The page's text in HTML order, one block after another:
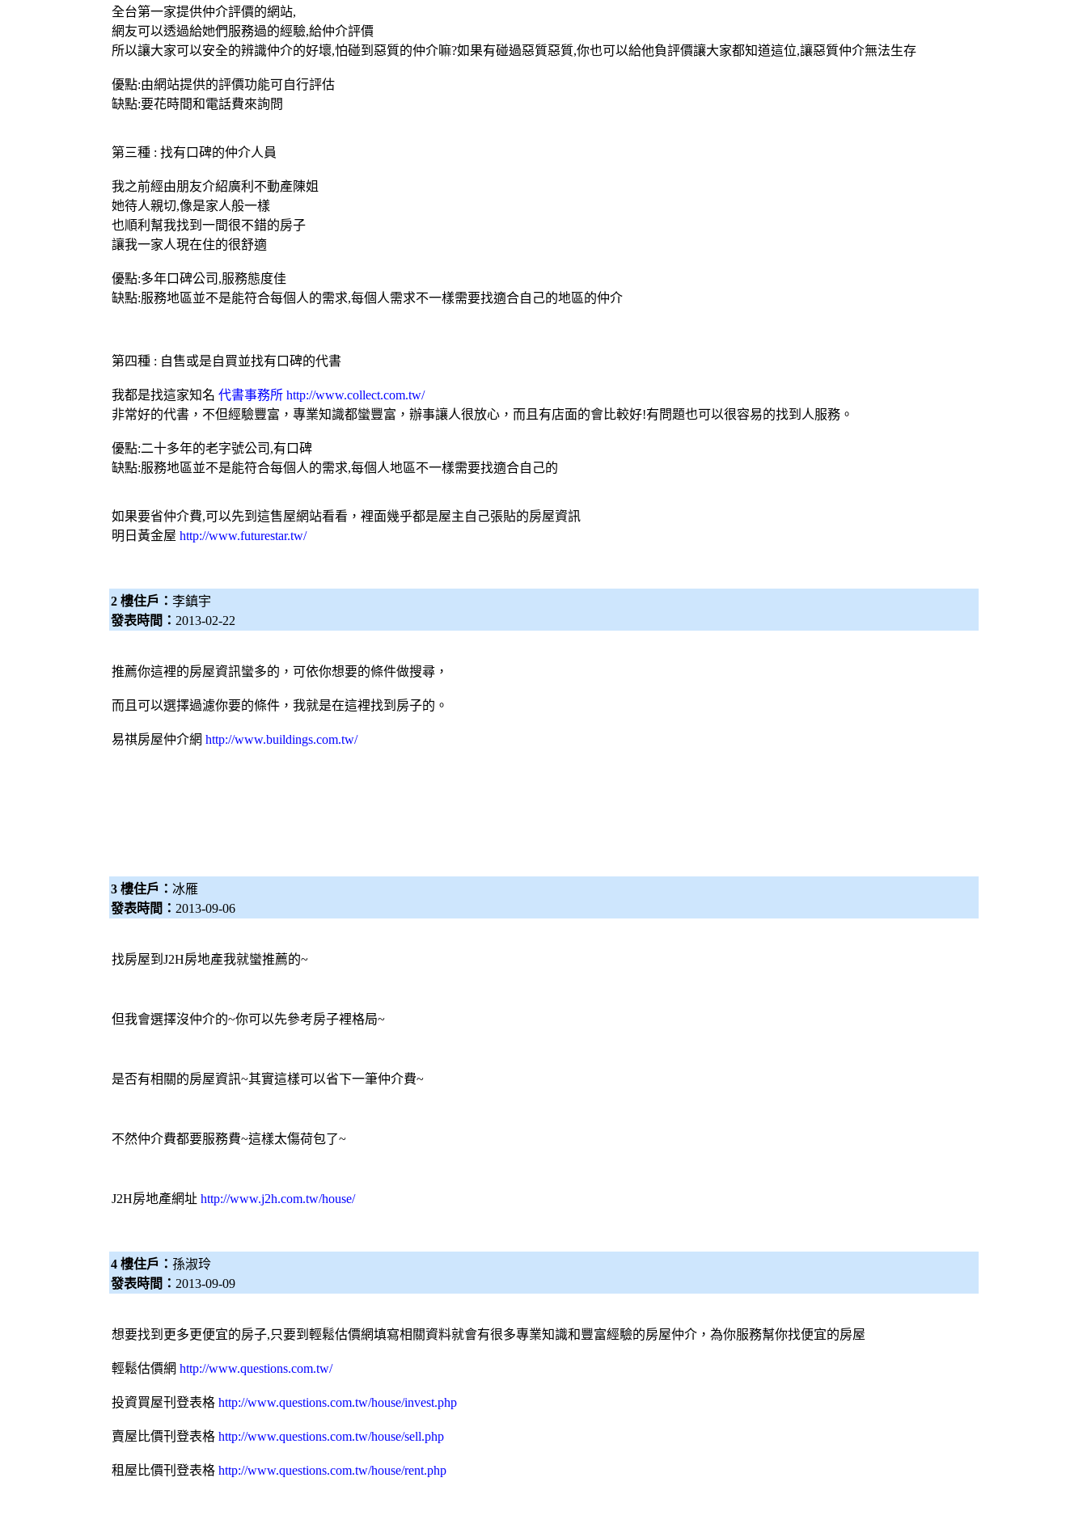
全台第一家提供仲介評價的網站,
網友可以透過給她們服務過的經驗,給仲介評價
所以讓大家可以安全的辨識仲介的好壞,怕碰到惡質的仲介嘛?如果有碰過惡質惡質,你也可以給他負評價讓大家都知道這位,讓惡質仲介無法生存
優點:由網站提供的評價功能可自行評估
缺點:要花時間和電話費來詢問
第三種 : 找有口碑的仲介人員
我之前經由朋友介紹廣利不動產陳姐
她待人親切,像是家人般一樣
也順利幫我找到一間很不錯的房子
讓我一家人現在住的很舒適
優點:多年口碑公司,服務態度佳
缺點:服務地區並不是能符合每個人的需求,每個人需求不一樣需要找適合自己的地區的仲介
第四種 : 自售或是自買並找有口碑的代書
我都是找這家知名 代書事務所 http://www.collect.com.tw/
非常好的代書，不但經驗豐富，專業知識都蠻豐富，辦事讓人很放心，而且有店面的會比較好!有問題也可以很容易的找到人服務。
優點:二十多年的老字號公司,有口碑
缺點:服務地區並不是能符合每個人的需求,每個人地區不一樣需要找適合自己的
如果要省仲介費,可以先到這售屋網站看看，裡面幾乎都是屋主自己張貼的房屋資訊
明日黃金屋 http://www.futurestar.tw/
2 樓住戶： 李鎮宇
發表時間： 2013-02-22
推薦你這裡的房屋資訊蠻多的，可依你想要的條件做搜尋，
而且可以選擇過濾你要的條件，我就是在這裡找到房子的。
易祺房屋仲介網 http://www.buildings.com.tw/
3 樓住戶： 冰雁
發表時間： 2013-09-06
找房屋到J2H房地產我就蠻推薦的~
但我會選擇沒仲介的~你可以先參考房子裡格局~
是否有相關的房屋資訊~其實這樣可以省下一筆仲介費~
不然仲介費都要服務費~這樣太傷荷包了~
J2H房地產網址 http://www.j2h.com.tw/house/
4 樓住戶： 孫淑玲
發表時間： 2013-09-09
想要找到更多更便宜的房子,只要到 輕鬆估價網填寫相關資料就會有很多專業知識和豐富經驗的房屋仲介，為你服務幫你找便宜的房屋
輕鬆估價網 http://www.questions.com.tw/
投資買屋刊登表格 http://www.questions.com.tw/house/invest.php
賣屋比價刊登表格 http://www.questions.com.tw/house/sell.php
租屋比價刊登表格 http://www.questions.com.tw/house/rent.php